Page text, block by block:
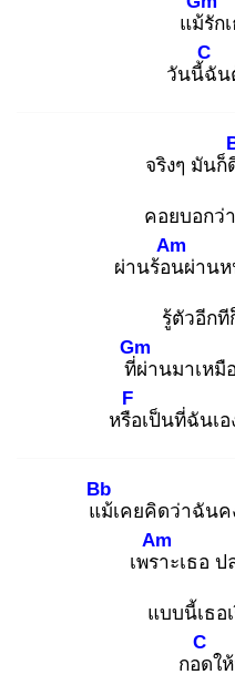
แม้รัก
วันนี้ฉั
C
น
จริงๆ มันก็
คอยบอกว่
ผ่านร้อน
Am
ผ่าน
รู้ตัวอีก
ที่ผ่
Gm
านมาเหมื
หรือ
F
เป็นที่ฉันเอ
แม้
Bb
เคยคิดว่าฉันค
เพรา
Am
ะเธอ
แบบนี้เธอ
กอด
C
ใ